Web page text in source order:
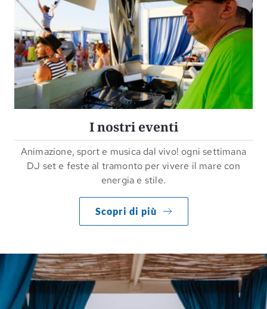
I nostri eventi
Animazione, sport e musica dal vivo! ogni settimana
DJ set e feste al tramonto per vivere il mare con
energia e stile.
Scopri di più